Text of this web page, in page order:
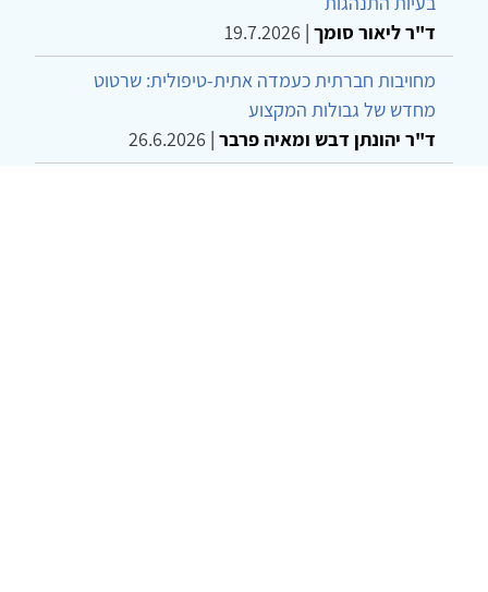
ד"ר ליאור סומך |
19.7.2026
מחויבות חברתית כעמדה אתית-טיפולית: שרטוט
מחדש של גבולות המקצוע
ד"ר יהונתן דבש ומאיה פרבר |
26.6.2026